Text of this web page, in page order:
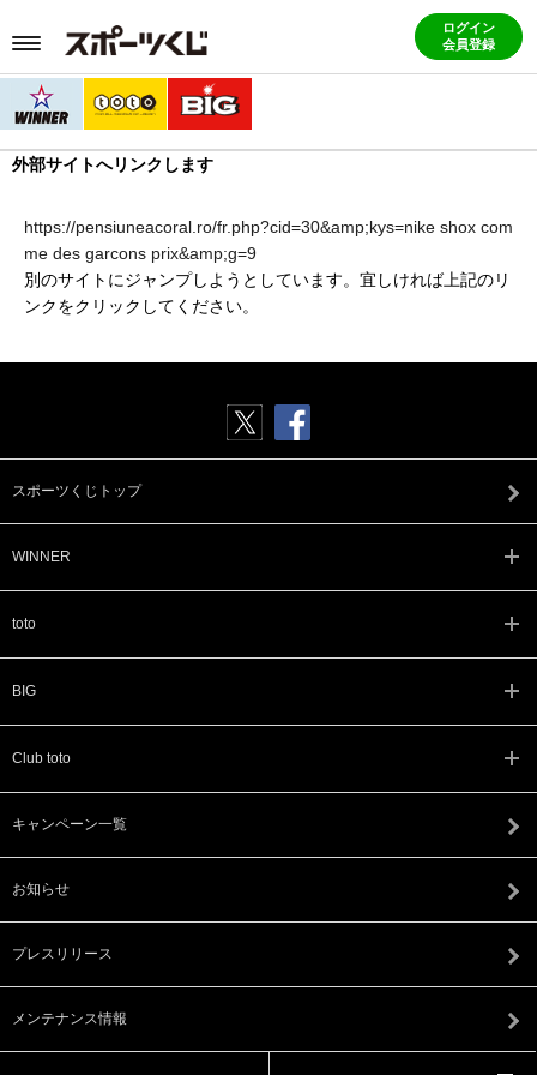
ログイン
会員登録
外部サイトへリンクします
https://pensiuneacoral.ro/fr.php?cid=30&amp;kys=nike shox com
me des garcons prix&amp;g=9
別のサイトにジャンプしようとしています。宜しければ上記のリ
ンクをクリックしてください。
スポーツくじトップ
WINNER
toto
BIG
Club toto
キャンペーン一覧
お知らせ
プレスリリース
メンテナンス情報